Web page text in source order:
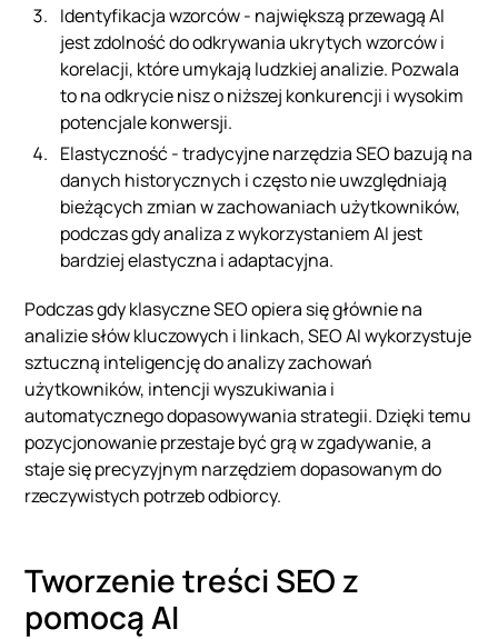
Identyfikacja wzorców - największą przewagą AI
jest zdolność do odkrywania ukrytych wzorców i
korelacji, które umykają ludzkiej analizie. Pozwala
to na odkrycie nisz o niższej konkurencji i wysokim
potencjale konwersji.
Elastyczność - tradycyjne narzędzia SEO bazują na
danych historycznych i często nie uwzględniają
bieżących zmian w zachowaniach użytkowników,
podczas gdy analiza z wykorzystaniem AI jest
bardziej elastyczna i adaptacyjna.
Podczas gdy klasyczne SEO opiera się głównie na
analizie słów kluczowych i linkach, SEO AI wykorzystuje
sztuczną inteligencję do analizy zachowań
użytkowników, intencji wyszukiwania i
automatycznego dopasowywania strategii. Dzięki temu
pozycjonowanie przestaje być grą w zgadywanie, a
staje się precyzyjnym narzędziem dopasowanym do
rzeczywistych potrzeb odbiorcy.
Tworzenie treści SEO z
pomocą AI